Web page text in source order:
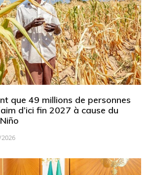
que 49 millions de personnes
d’ici fin 2027 à cause du